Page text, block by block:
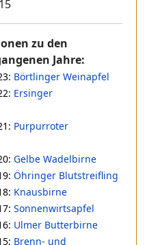
zu den
Jahre:
Börtlinger Weinapfel
Ersinger
Purpurroter
Gelbe Wadelbirne
Öhringer Blutstreifling
Knausbirne
Sonnenwirtsapfel
Ulmer Butterbirne
Brenn- und